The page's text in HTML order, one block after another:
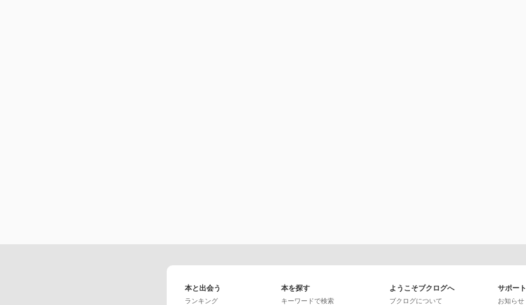
本と出会う
ランキング
本を探す
キーワードで検索
ようこそブクログへ
ブクログについて
サポート
お知らせ